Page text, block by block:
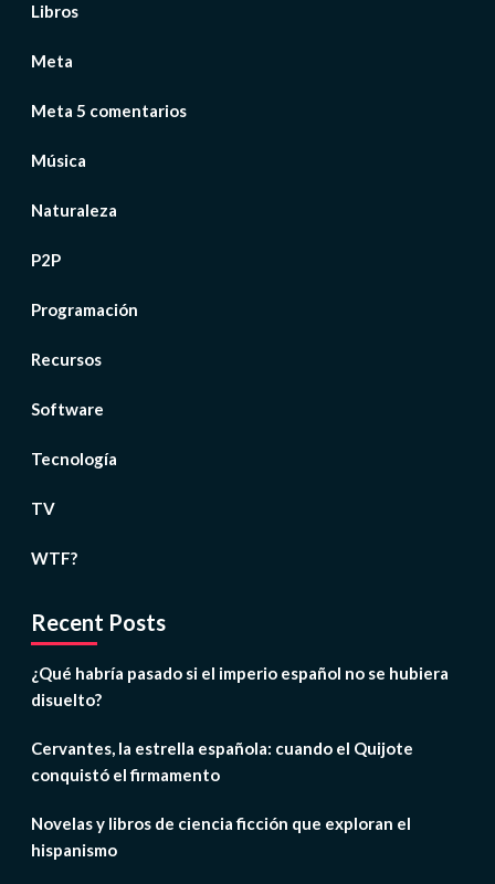
Libros
Meta
Meta 5 comentarios
Música
Naturaleza
P2P
Programación
Recursos
Software
Tecnología
TV
WTF?
Recent Posts
¿Qué habría pasado si el imperio español no se hubiera
disuelto?
Cervantes, la estrella española: cuando el Quijote
conquistó el firmamento
Novelas y libros de ciencia ficción que exploran el
hispanismo